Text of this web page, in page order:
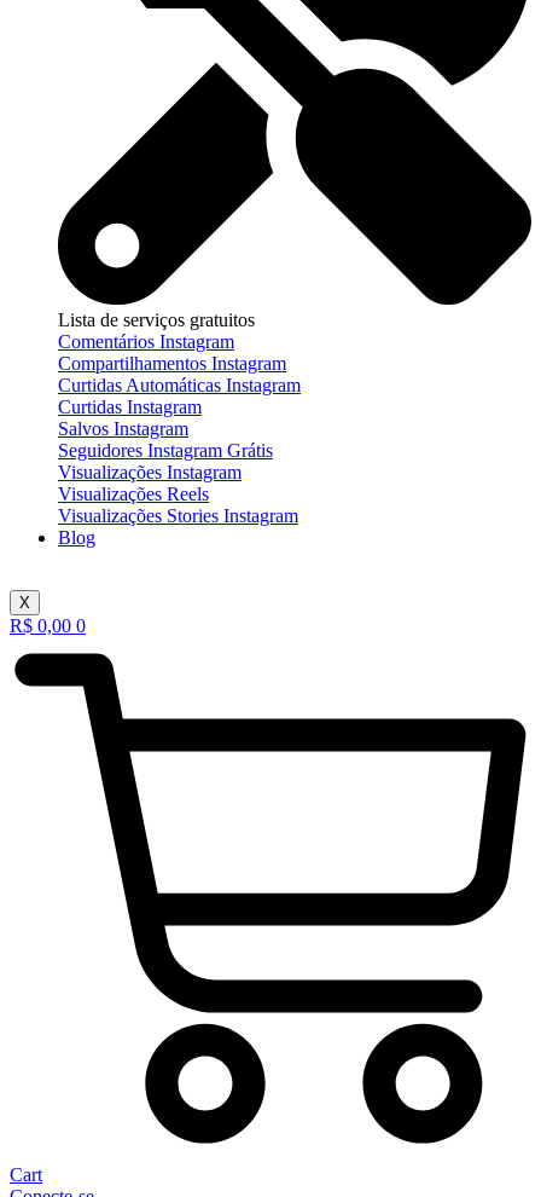
Lista de serviços gratuitos
Comentários Instagram
Compartilhamentos Instagram
Curtidas Automáticas Instagram
Curtidas Instagram
Salvos Instagram
Seguidores Instagram Grátis
Visualizações Instagram
Visualizações Reels
Visualizações Stories Instagram
Blog
X
R$ 0,00 0
Cart